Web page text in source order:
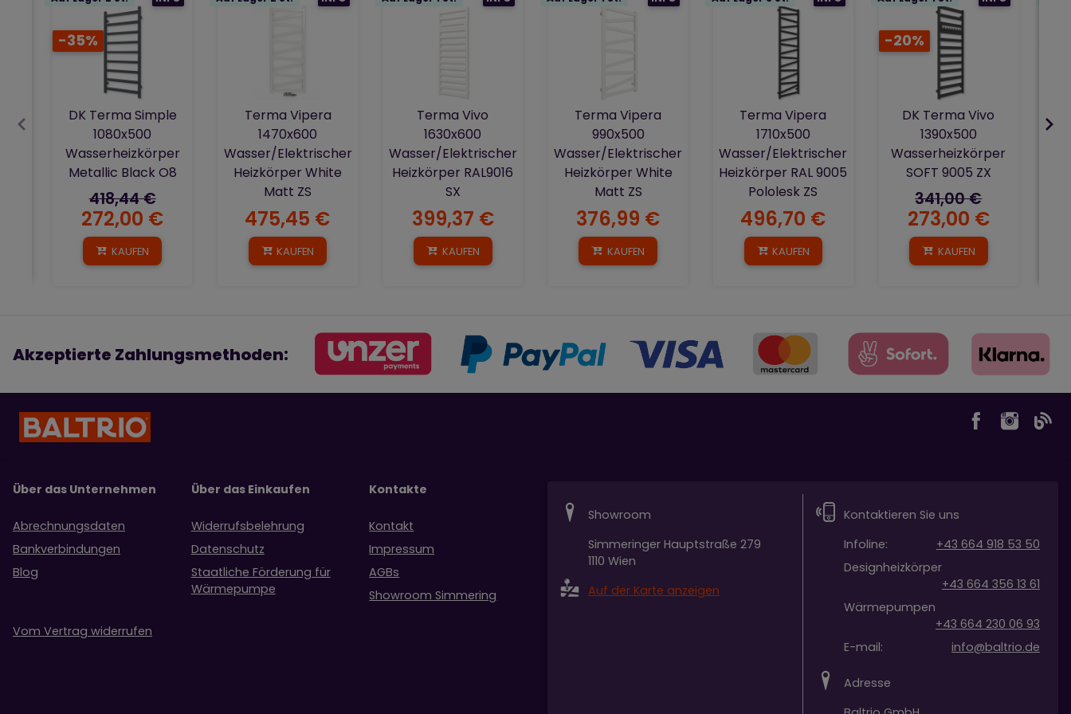
DK Terma Simple
1080x500
Wasserheizkörper
Metallic Black O8
-35%
418,44 €
272,00 €
KAUFEN
Terma Vipera
1470x600
Wasser/Elektrischer
Heizkörper White
Matt ZS
475,45 €
KAUFEN
Terma Vivo
1630x600
Wasser/Elektrischer
Heizkörper RAL9016
SX
399,37 €
KAUFEN
Terma Vipera
990x500
Wasser/Elektrischer
Heizkörper White
Matt ZS
376,99 €
KAUFEN
Terma Vipera
1710x500
Wasser/Elektrischer
Heizkörper RAL 9005
Pololesk ZS
496,70 €
KAUFEN
DK Terma Vivo
1390x500
Wasserheizkörper
SOFT 9005 ZX
-20%
341,00 €
273,00 €
KAUFEN
Akzeptierte Zahlungsmethoden:
Über das Unternehmen
Abrechnungsdaten
Bankverbindungen
Blog
Über das Einkaufen
Widerrufsbelehrung
Datenschutz
Staatliche Förderung für
Wärmepumpe
Kontakte
Kontakt
Impressum
AGBs
Showroom Simmering
Vom Vertrag widerrufen
Showroom
Simmeringer Hauptstraße 279
1110 Wien
Auf der Karte anzeigen
Kontaktieren Sie uns
Infoline:
+43 664 918 53 50
Designheizkörper
+43 664 356 13 61
Wärmepumpen
+43 664 230 06 93
E-mail:
info@baltrio.de
Adresse